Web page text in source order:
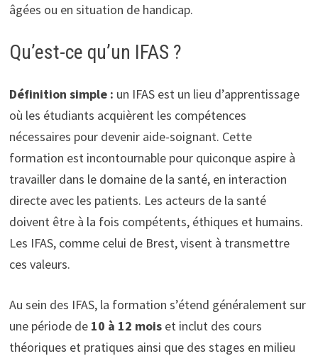
âgées ou en situation de handicap.
Qu’est-ce qu’un IFAS ?
Définition simple : un IFAS est un lieu d’apprentissage
où les étudiants acquièrent les compétences
nécessaires pour devenir aide-soignant. Cette
formation est incontournable pour quiconque aspire à
travailler dans le domaine de la santé, en interaction
directe avec les patients. Les acteurs de la santé
doivent être à la fois compétents, éthiques et humains.
Les IFAS, comme celui de Brest, visent à transmettre
ces valeurs.
Au sein des IFAS, la formation s’étend généralement sur
une période de 10 à 12 moiset inclut des cours
théoriques et pratiques ainsi que des stages en milieu